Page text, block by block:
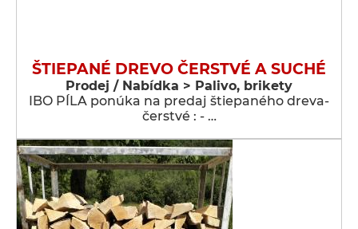
ŠTIEPANÉ DREVO ČERSTVÉ A SUCHÉ
Prodej / Nabídka > Palivo, brikety
IBO PÍLA ponúka na predaj štiepaného dreva-
čerstvé : - …